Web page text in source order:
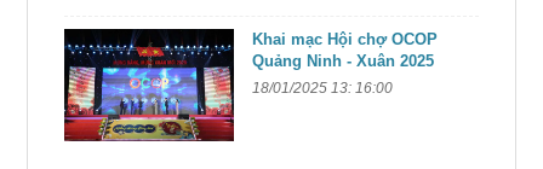
Khai mạc Hội chợ OCOP
Quảng Ninh - Xuân 2025
18/01/2025 13: 16:00